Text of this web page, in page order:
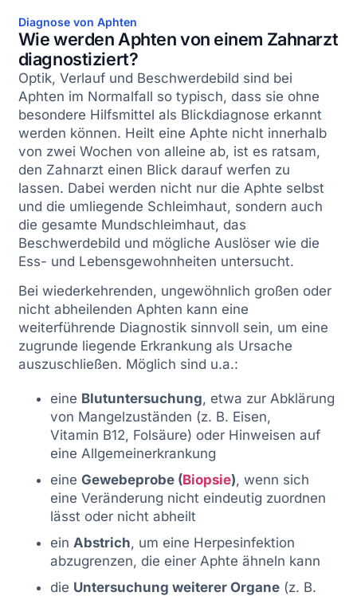
Diagnosevon Aphten
Wie werden Aphten von einem Zahnarzt
diagnostiziert?
Optik, Verlauf und Beschwerdebild sind bei
Aphten im Normalfall so typisch, dass sie ohne
besondere Hilfsmittel als Blickdiagnose erkannt
werden können. Heilt eine Aphte nicht innerhalb
von zwei Wochen von alleine ab, ist es ratsam,
den Zahnarzt einen Blick darauf werfen zu
lassen. Dabei werden nicht nur die Aphte selbst
und die umliegende Schleimhaut, sondern auch
die gesamte Mundschleimhaut, das
Beschwerdebild und mögliche Auslöser wie die
Ess- und Lebensgewohnheiten untersucht.
Bei wiederkehrenden, ungewöhnlich großen oder
nicht abheilenden Aphten kann eine
weiterführende Diagnostik sinnvoll sein, um eine
zugrunde liegende Erkrankung als Ursache
auszuschließen. Möglich sind u.a.:
eine Blutuntersuchung, etwa zur Abklärung
von Mangelzuständen (z. B. Eisen,
Vitamin B12, Folsäure) oder Hinweisen auf
eine Allgemeinerkrankung
eine Gewebeprobe (Biopsie), wenn sich
eine Veränderung nicht eindeutig zuordnen
lässt oder nicht abheilt
ein Abstrich, um eine Herpesinfektion
abzugrenzen, die einer Aphte ähneln kann
die Untersuchung weiterer Organe(z. B.